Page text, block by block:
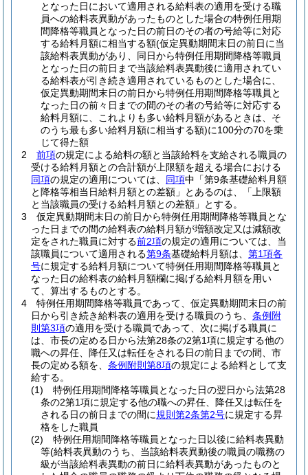
となった日において適用される給料表の適用を受ける職
員への給料表異動があったものとした場合の特例任用期
間降格等職員となった日の前日のその者の号給等に対応
する給料月額に相当する額(仮定異動期間末日の前日に当
該給料表異動があり、同日から特例任用期間降格等職員
となった日の前日まで当該給料表異動後に適用されてい
る給料表が引き続き適用されているものとした場合に、
仮定異動期間末日の前日から特例任用期間降格等職員と
なった日の前々日までの間のその者の号給等に対応する
給料月額に、これよりも多い給料月額があるときは、そ
のうち最も多い給料月額に相当する額)に100分の70を乗
じて得た額
2
前項の規定による給料の額と当該給料を支給される職員の
受ける給料月額との合計額が上限額を超える場合における
同項の規定の適用については、 同項中「第9条基礎給料月額
と降格等相当日給料月額との差額」とあるのは、「上限額
と当該職員の受ける給料月額との差額」とする。
3
仮定異動期間末日の前日から特例任用期間降格等職員とな
った日までの間の給料表の給料月額が増額改定又は減額改
定をされた職員に対する前2項の規定の適用については、当
該職員について適用される第9条基礎給料月額は、 第1項各
号に規定する給料月額について特例任用期間降格等職員と
なった日の給料表の給料月額欄に掲げる給料月額を用い
て、算出するものとする。
4
特例任用期間降格等職員であって、仮定異動期間末日の前
日から引き続き給料表の適用を受ける職員のうち、 条例附
則第3項の適用を受ける職員であって、次に掲げる職員に
は、市長の定める日から法第28条の2第1項に規定する他の
職への昇任、降任又は転任をされる日の前日までの間、市
長の定める額を、 条例附則第8項の規定による給料として支
給する。
(1)
特例任用期間降格等職員となった日の翌日から法第28
条の2第1項に規定する他の職への昇任、降任又は転任を
される日の前日までの間に規則第2条第2号に規定する昇
格をした職員
(2)
特例任用期間降格等職員となった日以後に給料表異動
等(給料表異動のうち、当該給料表異動後の職員の職務の
級が当該給料表異動の前日に給料表異動があったものと